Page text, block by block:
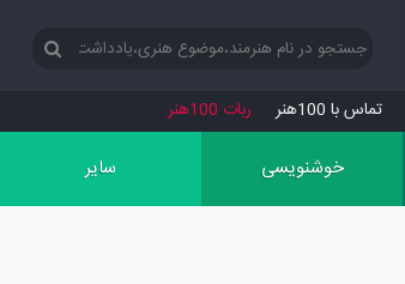
تماس با 100هنر ربات 100هنر
خوشنویسی سایر